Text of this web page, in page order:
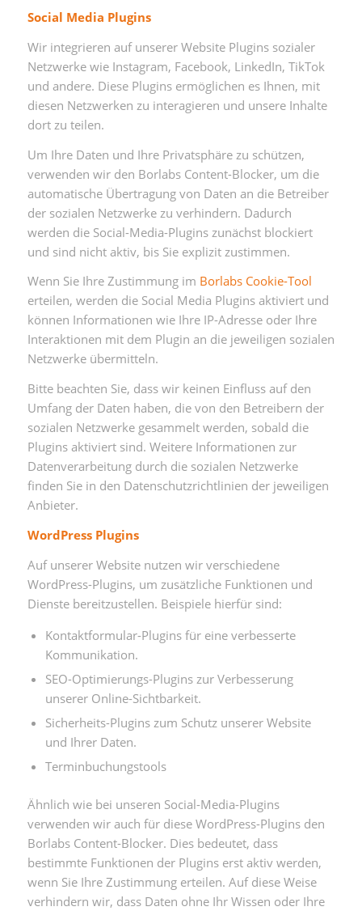
Social Media Plugins
Wir integrieren auf unserer Website Plugins sozialer
Netzwerke wie Instagram, Facebook, LinkedIn, TikTok
und andere. Diese Plugins ermöglichen es Ihnen, mit
diesen Netzwerken zu interagieren und unsere Inhalte
dort zu teilen.
Um Ihre Daten und Ihre Privatsphäre zu schützen,
verwenden wir den Borlabs Content-Blocker, um die
automatische Übertragung von Daten an die Betreiber
der sozialen Netzwerke zu verhindern. Dadurch
werden die Social-Media-Plugins zunächst blockiert
und sind nicht aktiv, bis Sie explizit zustimmen.
Wenn Sie Ihre Zustimmung im Borlabs Cookie-Tool
erteilen, werden die Social Media Plugins aktiviert und
können Informationen wie Ihre IP-Adresse oder Ihre
Interaktionen mit dem Plugin an die jeweiligen sozialen
Netzwerke übermitteln.
Bitte beachten Sie, dass wir keinen Einfluss auf den
Umfang der Daten haben, die von den Betreibern der
sozialen Netzwerke gesammelt werden, sobald die
Plugins aktiviert sind. Weitere Informationen zur
Datenverarbeitung durch die sozialen Netzwerke
finden Sie in den Datenschutzrichtlinien der jeweiligen
Anbieter.
WordPress Plugins
Auf unserer Website nutzen wir verschiedene
WordPress-Plugins, um zusätzliche Funktionen und
Dienste bereitzustellen. Beispiele hierfür sind:
Kontaktformular-Plugins für eine verbesserte
Kommunikation.
SEO-Optimierungs-Plugins zur Verbesserung
unserer Online-Sichtbarkeit.
Sicherheits-Plugins zum Schutz unserer Website
und Ihrer Daten.
Terminbuchungstools
Ähnlich wie bei unseren Social-Media-Plugins
verwenden wir auch für diese WordPress-Plugins den
Borlabs Content-Blocker. Dies bedeutet, dass
bestimmte Funktionen der Plugins erst aktiv werden,
wenn Sie Ihre Zustimmung erteilen. Auf diese Weise
verhindern wir, dass Daten ohne Ihr Wissen oder Ihre